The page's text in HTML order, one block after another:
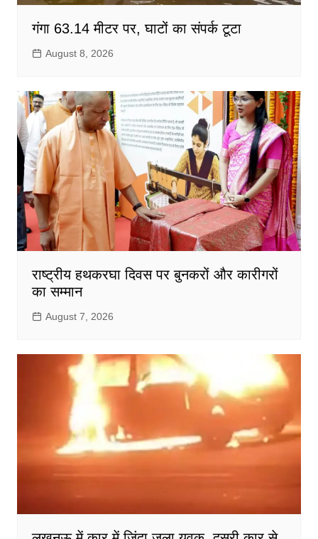
गंगा 63.14 मीटर पर, घाटों का संपर्क टूटा
August 8, 2026
राष्ट्रीय हथकरघा दिवस पर बुनकरों और कारीगरों
का सम्मान
August 7, 2026